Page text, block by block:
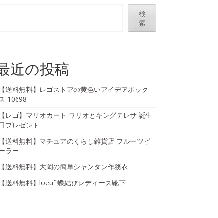
検
索
近の投稿
送料無料】レゴストアの黄色いアイデアボック
10698
レゴ】マリオカート ワリオとキングテレサ 誕生
プレゼント
送料無料】マチュアのくらし雑貨店 フルーツピ
ラー
送料無料】大岡の簡単シャンタン作務衣
送料無料】loeuf 蝶結びレディース靴下